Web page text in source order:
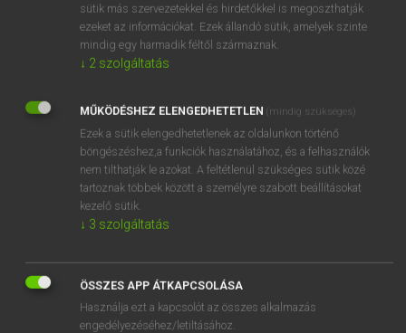
MICROSOFT OFFICE BŐVÍTMÉNY
BEÉPÜLŐ SZÓTÁRMODUL
ONLINE NYELVVIZSGA
EGYÉNI FELHASZNÁLÓKNAK
TANULÓKNAK
OKTATÁSI INTÉZMÉNYEKNEK
VÁLLALATI MEGOLDÁSOK
RÓLUNK
ELÉRHETŐSÉG
SÜTI BEÁLLÍTÁSOK
sütik más szervezetekkel és hirdetőkkel is megoszthatják
ezeket az információkat. Ezek állandó sütik, amelyek szinte
mindig egy harmadik féltől származnak.
↓ 2 szolgáltatás
MŰKÖDÉSHEZ ELENGEDHETETLEN (mindig szükséges)
Ezek a sütik elengedhetetlenek az oldalunkon történő
böngészéshez,a funkciók használatához, és a felhasználók
nem tilthatják le azokat. A feltétlenül szükséges sütik közé
tartoznak többek között a személyre szabott beállításokat
kezelő sütik.
↓ 3 szolgáltatás
ÖSSZES APP ÁTKAPCSOLÁSA
Használja ezt a kapcsolót az összes alkalmazás
engedélyezéséhez/letiltásához.